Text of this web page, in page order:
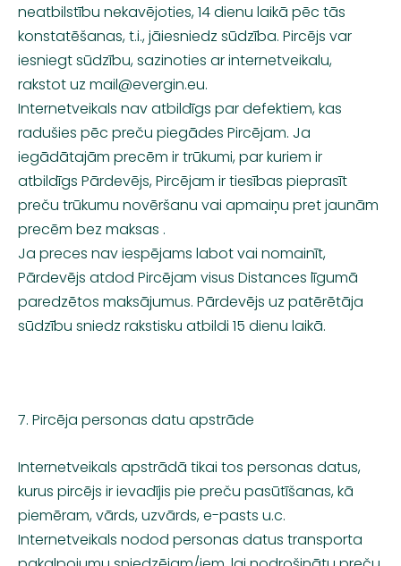
neatbilstību nekavējoties, 14 dienu laikā pēc tās
konstatēšanas, t.i., jāiesniedz sūdzība. Pircējs var
iesniegt sūdzību, sazinoties ar internetveikalu,
rakstot uz mail@evergin.eu.
Internetveikals nav atbildīgs par defektiem, kas
radušies pēc preču piegādes Pircējam. Ja
iegādātajām precēm ir trūkumi, par kuriem ir
atbildīgs Pārdevējs, Pircējam ir tiesības pieprasīt
preču trūkumu novēršanu vai apmaiņu pret jaunām
precēm bez maksas .
Ja preces nav iespējams labot vai nomainīt,
Pārdevējs atdod Pircējam visus Distances līgumā
paredzētos maksājumus. Pārdevējs uz patērētāja
sūdzību sniedz rakstisku atbildi 15 dienu laikā.
7. Pircēja personas datu apstrāde
Internetveikals apstrādā tikai tos personas datus,
kurus pircējs ir ievadījis pie preču pasūtīšanas, kā
piemēram, vārds, uzvārds, e-pasts u.c.
Internetveikals nodod personas datus transporta